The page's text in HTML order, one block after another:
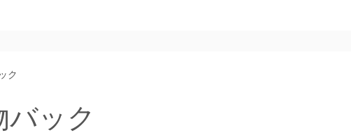
ク
ック